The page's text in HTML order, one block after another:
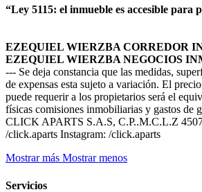
“Ley 5115: el inmueble es accesible para
EZEQUIEL WIERZBA CORREDOR
EZEQUIEL WIERZBA NEGOCIOS
--- Se deja constancia que las medidas,
de expensas esta sujeto a variación. El
puede requerir a los propietarios será el
físicas comisiones inmobiliarias y gastos
CLICK APARTS S.A.S, C.P..M.C.L.Z
/click.aparts Instagram: /click.aparts
Mostrar más Mostrar menos
Servicios